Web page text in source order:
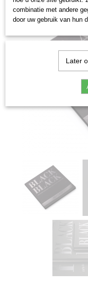
combinatie met andere
door uw gebruik van hun
Later